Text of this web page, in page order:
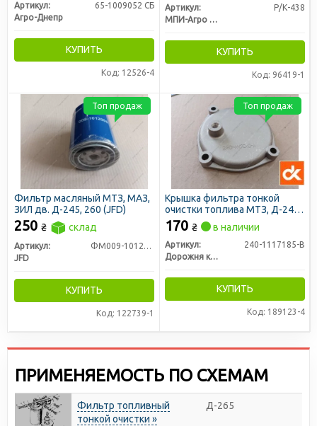
Артикул:
65-1009052 СБ
Агро-Днепр
КУПИТЬ
Код: 12526-4
Артикул:
Р/К-438
МПИ-Агро ООО TM RINGROUP
КУПИТЬ
Код: 96419-1
Фильтр масляный МТЗ, МАЗ,
ЗИЛ дв. Д-245, 260 (JFD)
250 ₴ склад
Артикул:
ФМ009-1012005
JFD
КУПИТЬ
Код: 122739-1
Топ продаж
Крышка фильтра тонкой
очистки топлива МТЗ, Д-240
(ДК)
170 ₴ в наличии
Артикул:
240-1117185-В
Дорожня карта
КУПИТЬ
Код: 189123-4
Топ продаж
ПРИМЕНЯЕМОСТЬ ПО СХЕМАМ
Фильтр топливный
тонкой очистки »
Д-265